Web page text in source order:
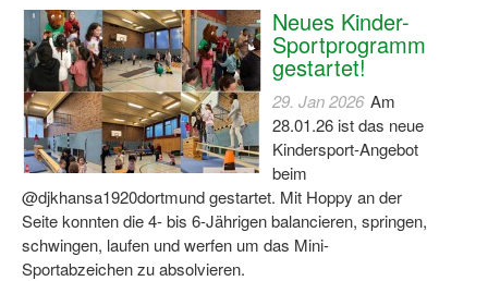
Neues Kinder-
Sportprogramm
gestartet!
29. Jan 2026 Am
28.01.26 ist das neue
Kindersport-Angebot
beim
@djkhansa1920dortmund gestartet. Mit Hoppy an der
Seite konnten die 4- bis 6-Jährigen balancieren, springen,
schwingen, laufen und werfen um das Mini-
Sportabzeichen zu absolvieren.